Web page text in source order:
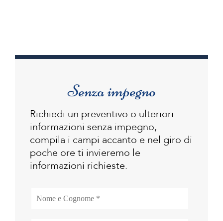
Senza impegno
Richiedi un preventivo o ulteriori
informazioni senza impegno,
compila i campi accanto e nel giro di
poche ore ti invieremo le
informazioni richieste.